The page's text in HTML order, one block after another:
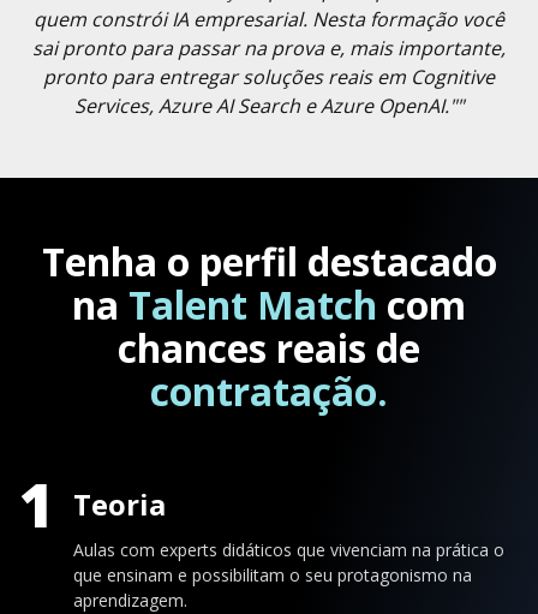
quem constrói IA empresarial. Nesta formação você
sai pronto para passar na prova e, mais importante,
pronto para entregar soluções reais em Cognitive
Services, Azure AI Search e Azure OpenAI.""
Tenha o perfil destacado
na Talent Match com
chances reais de
contratação.
1 Teoria
Aulas com experts didáticos que vivenciam na prática o
que ensinam e possibilitam o seu protagonismo na
aprendizagem.